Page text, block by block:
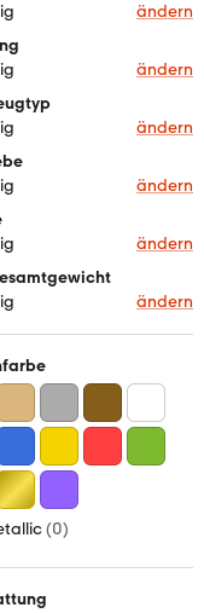
ändern
ändern
ändern
ändern
ändern
ändern
(0)